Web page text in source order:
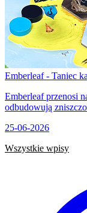
Emberleaf - Taniec
Emberleaf przenosi
odbudowują
25-06-2026
Wszystkie wpisy